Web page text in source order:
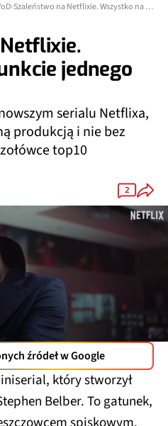
Szaleństwo na Netflixie. Wszystko na punkcie jednego serialu
jednego
serialu Netflixa,
produkcją i nie bez
top10
2
źródeł w Google
który stworzył
Belber. To gatunek,